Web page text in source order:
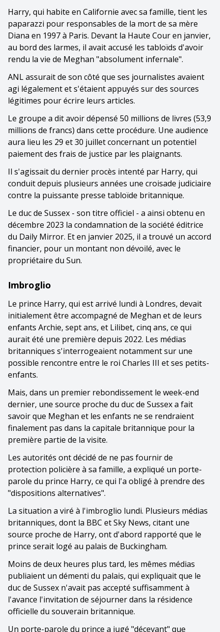
Harry, qui habite en Californie avec sa famille, tient les
paparazzi pour responsables de la mort de sa mère
Diana en 1997 à Paris. Devant la Haute Cour en janvier,
au bord des larmes, il avait accusé les tabloïds d'avoir
rendu la vie de Meghan "absolument infernale".
ANL assurait de son côté que ses journalistes avaient
agi légalement et s'étaient appuyés sur des sources
légitimes pour écrire leurs articles.
Le groupe a dit avoir dépensé 50 millions de livres (53,9
millions de francs) dans cette procédure. Une audience
aura lieu les 29 et 30 juillet concernant un potentiel
paiement des frais de justice par les plaignants.
Il s'agissait du dernier procès intenté par Harry, qui
conduit depuis plusieurs années une croisade judiciaire
contre la puissante presse tabloïde britannique.
Le duc de Sussex - son titre officiel - a ainsi obtenu en
décembre 2023 la condamnation de la société éditrice
du Daily Mirror. Et en janvier 2025, il a trouvé un accord
financier, pour un montant non dévoilé, avec le
propriétaire du Sun.
Imbroglio
Le prince Harry, qui est arrivé lundi à Londres, devait
initialement être accompagné de Meghan et de leurs
enfants Archie, sept ans, et Lilibet, cinq ans, ce qui
aurait été une première depuis 2022. Les médias
britanniques s'interrogeaient notamment sur une
possible rencontre entre le roi Charles III et ses petits-
enfants.
Mais, dans un premier rebondissement le week-end
dernier, une source proche du duc de Sussex a fait
savoir que Meghan et les enfants ne se rendraient
finalement pas dans la capitale britannique pour la
première partie de la visite.
Les autorités ont décidé de ne pas fournir de
protection policière à sa famille, a expliqué un porte-
parole du prince Harry, ce qui l'a obligé à prendre des
"dispositions alternatives".
La situation a viré à l'imbroglio lundi. Plusieurs médias
britanniques, dont la BBC et Sky News, citant une
source proche de Harry, ont d'abord rapporté que le
prince serait logé au palais de Buckingham.
Moins de deux heures plus tard, les mêmes médias
publiaient un démenti du palais, qui expliquait que le
duc de Sussex n'avait pas accepté suffisamment à
l'avance l'invitation de séjourner dans la résidence
officielle du souverain britannique.
Un porte-parole du prince a jugé "décevant" que